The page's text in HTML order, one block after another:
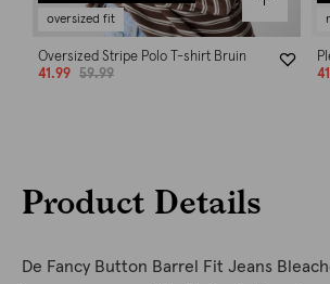
oversized fit
Oversized Stripe Polo T-shirt Bruin
41.99
59.99
Product Details
De Fancy Button Barrel Fit Jeans